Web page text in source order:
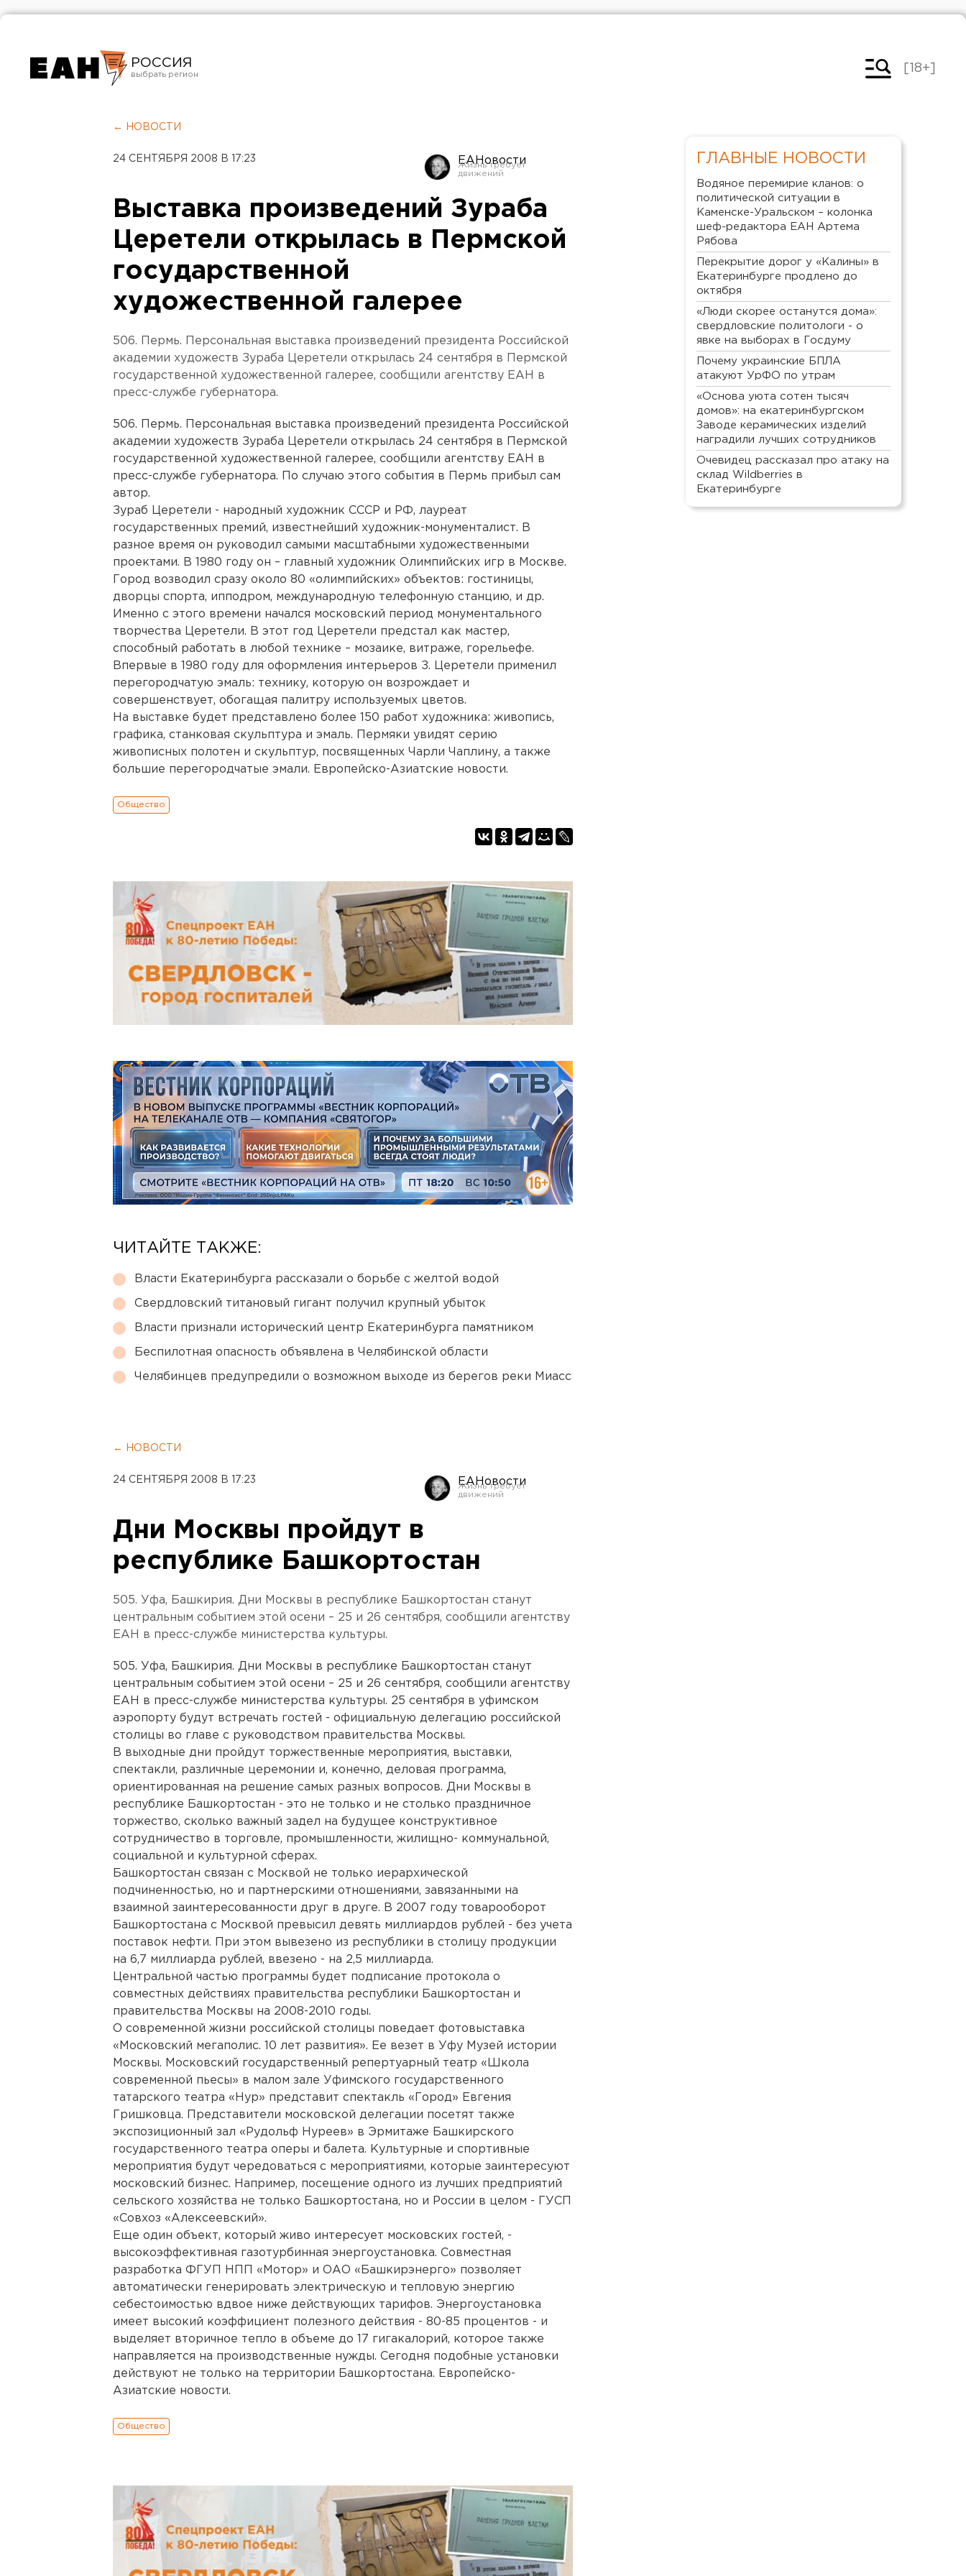
РОССИЯ
Челябинск
[18+]
← НОВОСТИ
24 СЕНТЯБРЯ 2008 В 17:23 ЕАНовости
Выставка произведений Зураба
Церетели открылась в Пермской
государственной
художественной галерее
506. Пермь. Персональная выставка произведений президента Российской
академии художеств Зураба Церетели открылась 24 сентября в Пермской
государственной художественной галерее, сообщили агентству ЕАН в
пресс-службе губернатора.
506. Пермь. Персональная выставка произведений президента Российской
академии художеств Зураба Церетели открылась 24 сентября в Пермской
государственной художественной галерее, сообщили агентству ЕАН в
пресс-службе губернатора. По случаю этого события в Пермь прибыл сам
автор.
Зураб Церетели - народный художник СССР и РФ, лауреат
государственных премий, известнейший художник-монументалист. В
разное время он руководил самыми масштабными художественными
проектами. В 1980 году он – главный художник Олимпийских игр в Москве.
Город возводил сразу около 80 «олимпийских» объектов: гостиницы,
дворцы спорта, ипподром, международную телефонную станцию, и др.
Именно с этого времени начался московский период монументального
творчества Церетели. В этот год Церетели предстал как мастер,
способный работать в любой технике – мозаике, витраже, горельефе.
Впервые в 1980 году для оформления интерьеров З. Церетели применил
перегородчатую эмаль: технику, которую он возрождает и
совершенствует, обогащая палитру используемых цветов.
На выставке будет представлено более 150 работ художника: живопись,
графика, станковая скульптура и эмаль. Пермяки увидят серию
живописных полотен и скульптур, посвященных Чарли Чаплину, а также
большие перегородчатые эмали. Европейско-Азиатские новости.
Общество
ЧИТАЙТЕ ТАКЖЕ:
Власти Екатеринбурга рассказали о борьбе с желтой водой
Свердловский титановый гигант получил крупный убыток
Власти признали исторический центр Екатеринбурга памятником
Беспилотная опасность объявлена в Челябинской области
Челябинцев предупредили о возможном выходе из берегов реки Миасс
← НОВОСТИ
24 СЕНТЯБРЯ 2008 В 17:23 ЕАНовости
Дни Москвы пройдут в
республике Башкортостан
505. Уфа, Башкирия. Дни Москвы в республике Башкортостан станут
центральным событием этой осени – 25 и 26 сентября, сообщили агентству
ЕАН в пресс-службе министерства культуры.
505. Уфа, Башкирия. Дни Москвы в республике Башкортостан станут
центральным событием этой осени – 25 и 26 сентября, сообщили агентству
ЕАН в пресс-службе министерства культуры. 25 сентября в уфимском
аэропорту будут встречать гостей - официальную делегацию российской
столицы во главе с руководством правительства Москвы.
В выходные дни пройдут торжественные мероприятия, выставки,
спектакли, различные церемонии и, конечно, деловая программа,
ориентированная на решение самых разных вопросов. Дни Москвы в
республике Башкортостан - это не только и не столько праздничное
торжество, сколько важный задел на будущее конструктивное
сотрудничество в торговле, промышленности, жилищно- коммунальной,
социальной и культурной сферах.
Башкортостан связан с Москвой не только иерархической
подчиненностью, но и партнерскими отношениями, завязанными на
взаимной заинтересованности друг в друге. В 2007 году товарооборот
Башкортостана с Москвой превысил девять миллиардов рублей - без учета
поставок нефти. При этом вывезено из республики в столицу продукции
на 6,7 миллиарда рублей, ввезено - на 2,5 миллиарда.
Центральной частью программы будет подписание протокола о
совместных действиях правительства республики Башкортостан и
правительства Москвы на 2008-2010 годы.
О современной жизни российской столицы поведает фотовыставка
«Московский мегаполис. 10 лет развития». Ее везет в Уфу Музей истории
Москвы. Московский государственный репертуарный театр «Школа
современной пьесы» в малом зале Уфимского государственного
татарского театра «Нур» представит спектакль «Город» Евгения
Гришковца. Представители московской делегации посетят также
экспозиционный зал «Рудольф Нуреев» в Эрмитаже Башкирского
государственного театра оперы и балета. Культурные и спортивные
мероприятия будут чередоваться с мероприятиями, которые заинтересуют
московский бизнес. Например, посещение одного из лучших предприятий
сельского хозяйства не только Башкортостана, но и России в целом - ГУСП
«Совхоз «Алексеевский».
Еще один объект, который живо интересует московских гостей, -
высокоэффективная газотурбинная энергоустановка. Совместная
разработка ФГУП НПП «Мотор» и ОАО «Башкирэнерго» позволяет
автоматически генерировать электрическую и тепловую энергию
себестоимостью вдвое ниже действующих тарифов. Энергоустановка
имеет высокий коэффициент полезного действия - 80-85 процентов - и
выделяет вторичное тепло в объеме до 17 гигакалорий, которое также
направляется на производственные нужды. Сегодня подобные установки
действуют не только на территории Башкортостана. Европейско-
Азиатские новости.
Общество
ГЛАВНЫЕ НОВОСТИ
Водяное перемирие кланов: о
политической ситуации в
Каменске-Уральском – колонка
шеф-редактора ЕАН Артема
Рябова
Перекрытие дорог у «Калины» в
Екатеринбурге продлено до
октября
«Люди скорее останутся дома»:
свердловские политологи - о
явке на выборах в Госдуму
Почему украинские БПЛА
атакуют УрФО по утрам
«Основа уюта сотен тысяч
домов»: на екатеринбургском
Заводе керамических изделий
наградили лучших сотрудников
Очевидец рассказал про атаку на
склад Wildberries в
Екатеринбурге